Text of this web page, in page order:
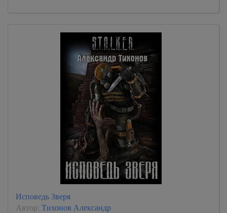
Исповедь Зверя
Автор: Тихонов Александр